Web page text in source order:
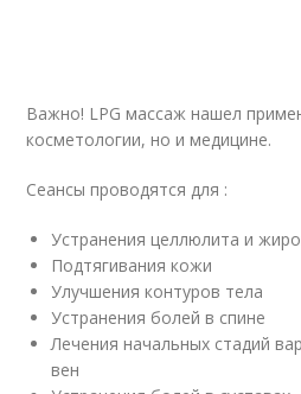
Важно! LPG массаж нашел
косметологии, но и медицине.
Сеансы проводятся для :
Устранения целлюлита и
Подтягивания кожи
Улучшения контуров тела
Устранения болей в спине
Лечения начальных стадий
вен